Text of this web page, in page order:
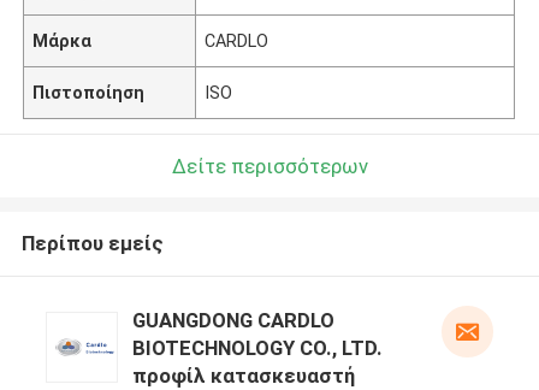
Μάρκα CARDLO
Πιστοποίηση ISO
Δείτε περισσότερων
Περίπου εμείς
GUANGDONG CARDLO
BIOTECHNOLOGY CO., LTD.
προφίλ κατασκευαστή